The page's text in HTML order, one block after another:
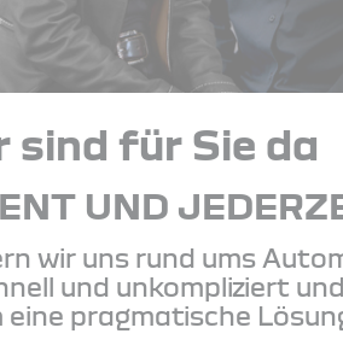
sind für Sie da
UND
wir uns rund ums
und unkompliziert
eine pragmatische